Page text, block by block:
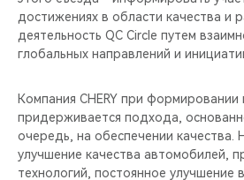
достижениях в области качества и
деятельность QC Circle путем
глобальных направлений и
Компания CHERY при
придерживается подхода,
очередь, на обеспечении качества.
улучшение качества автомобилей,
технологий, постоянное улучшение